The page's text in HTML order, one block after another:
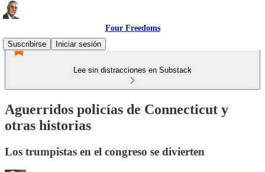
Four Freedoms
Suscribirse
Iniciar sesión
Lee sin distracciones en Substack
Aguerridos policías de Connecticut y
otras historias
Los trumpistas en el congreso se divierten